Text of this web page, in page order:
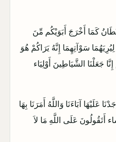
كَمَا أَخْرَجَ أَبَوَيْكُم مِّنَ
سَوْآتِهِمَا إِنَّهُ يَرَاكُمْ هُوَ
جَعَلْنَا الشَّيَاطِينَ أَوْلِيَاء
عَلَيْهَا آبَاءَنَا وَاللَّهُ أَمَرَنَا بِهَا
أَتَقُولُونَ عَلَى اللَّهِ مَا لاَ